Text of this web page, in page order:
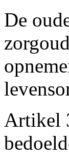
De
Artikel